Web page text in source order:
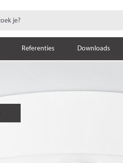
Referenties Downloads